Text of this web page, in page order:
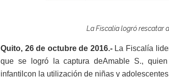
La Fiscalía logró rescatar
Quito, 26 de octubre de 2016.-La Fiscalía
que se logró la captura deAmable S.,
infantil con la utilización de niñas y adolescentes